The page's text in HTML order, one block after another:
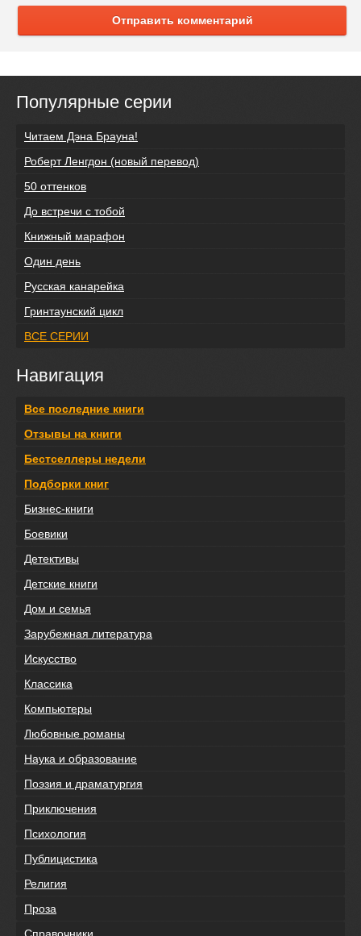
Отправить комментарий
Популярные серии
Читаем Дэна Брауна!
Роберт Ленгдон (новый перевод)
50 оттенков
До встречи с тобой
Книжный марафон
Один день
Русская канарейка
Гринтаунский цикл
ВСЕ СЕРИИ
Навигация
Все последние книги
Отзывы на книги
Бестселлеры недели
Подборки книг
Бизнес-книги
Боевики
Детективы
Детские книги
Дом и семья
Зарубежная литература
Искусство
Классика
Компьютеры
Любовные романы
Наука и образование
Поэзия и драматургия
Приключения
Психология
Публицистика
Религия
Проза
Справочники